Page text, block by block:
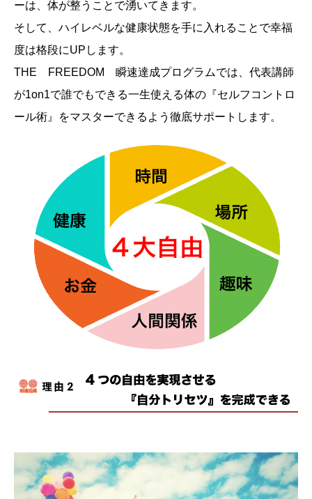
ーは、体が整うことで湧いてきます。
そして、ハイレベルな健康状態を手に入れることで幸福
度は格段にUPします。
THE FREEDOM 瞬速達成プログラムでは、代表講師
が1on1で誰でもできる一生使える体の『セルフコントロ
ール術』をマスターできるよう徹底サポートします。